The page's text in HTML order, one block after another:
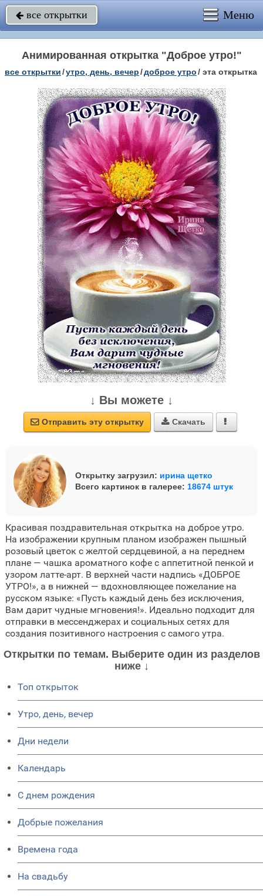
 все открытки Меню
Анимированная открытка "Доброе утро!"
все открытки/утро, день, вечер/доброе утро/ эта открытка
↓ Вы можете ↓
 Отправить эту открытку  Скачать 
Открытку загрузил: ирина щетко
Всего картинок в галерее: 18674 штук
Красивая поздравительная открытка на доброе утро.
На изображении крупным планом изображен пышный
розовый цветок с желтой сердцевиной, а на переднем
плане — чашка ароматного кофе с аппетитной пенкой и
узором латте-арт. В верхней части надпись «ДОБРОЕ
УТРО!», а в нижней — вдохновляющее пожелание на
русском языке: «Пусть каждый день без исключения,
Вам дарит чудные мгновения!». Идеально подходит для
отправки в мессенджерах и социальных сетях для
создания позитивного настроения с самого утра.
Открытки по темам. Выберите один из разделов
ниже ↓
Топ открыток
Утро, день, вечер
Дни недели
Календарь
C днем рождения
Добрые пожелания
Времена года
На свадьбу